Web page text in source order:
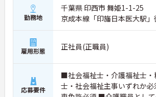
勤務地
千葉県 印西市 舞姫1-1-25
京成本線「印旛日本医大駅
雇用形態 正社員(正職員)
応募要件
■社会福祉士・介護福祉士・
士・社会福祉主事いずれか